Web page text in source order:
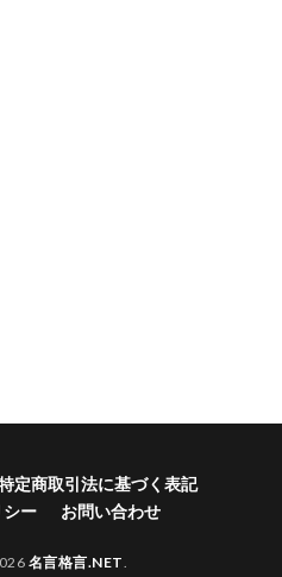
定商取引法に基づく表記
シー
お問い合わせ
名言格言.NET.